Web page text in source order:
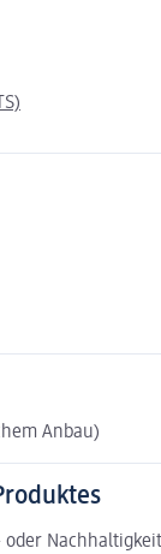
Anbau)